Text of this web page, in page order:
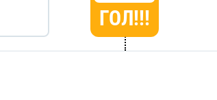
ГОЛ!!!